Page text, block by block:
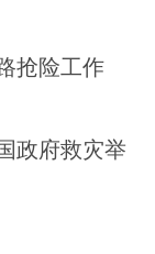
抢险工作
政府救灾举